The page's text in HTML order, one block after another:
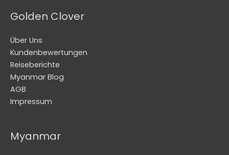
Golden Clover
Über Uns
Kundenbewertungen
Reiseberichte
Myanmar Blog
AGB
Impressum
Myanmar